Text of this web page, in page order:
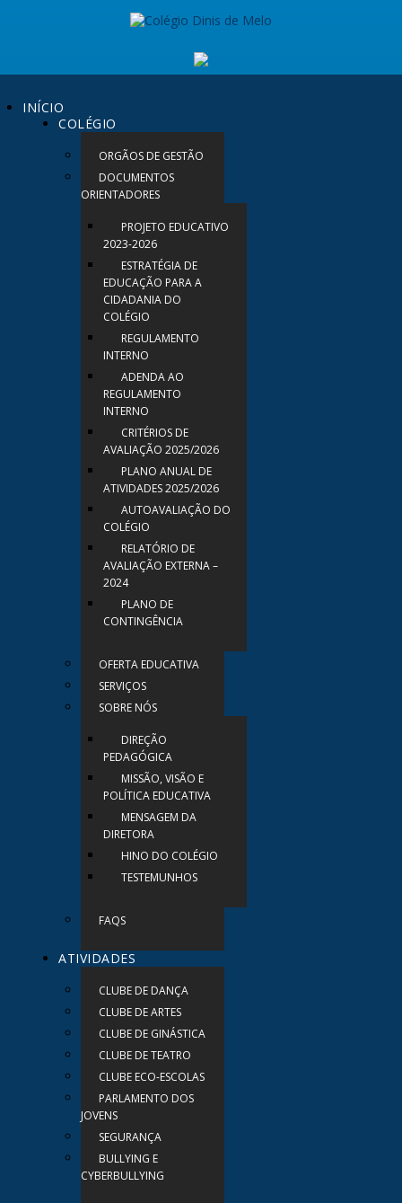
INÍCIO
COLÉGIO
ORGÃOS DE GESTÃO
DOCUMENTOS
ORIENTADORES
PROJETO EDUCATIVO
2023-2026
ESTRATÉGIA DE
EDUCAÇÃO PARA A
CIDADANIA DO
COLÉGIO
REGULAMENTO
INTERNO
ADENDA AO
REGULAMENTO
INTERNO
CRITÉRIOS DE
AVALIAÇÃO 2025/2026
PLANO ANUAL DE
ATIVIDADES 2025/2026
AUTOAVALIAÇÃO DO
COLÉGIO
RELATÓRIO DE
AVALIAÇÃO EXTERNA –
2024
PLANO DE
CONTINGÊNCIA
OFERTA EDUCATIVA
SERVIÇOS
SOBRE NÓS
DIREÇÃO
PEDAGÓGICA
MISSÃO, VISÃO E
POLÍTICA EDUCATIVA
MENSAGEM DA
DIRETORA
HINO DO COLÉGIO
TESTEMUNHOS
FAQS
ATIVIDADES
CLUBE DE DANÇA
CLUBE DE ARTES
CLUBE DE GINÁSTICA
CLUBE DE TEATRO
CLUBE ECO-ESCOLAS
PARLAMENTO DOS
JOVENS
SEGURANÇA
BULLYING E
CYBERBULLYING